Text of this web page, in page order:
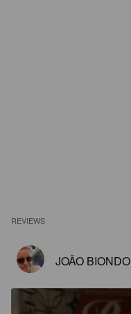
REVIEWS
JOÃO BIONDO